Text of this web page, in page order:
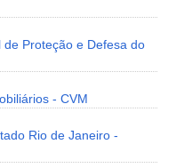
Proteção e Defesa do
- CVM
Rio de Janeiro -